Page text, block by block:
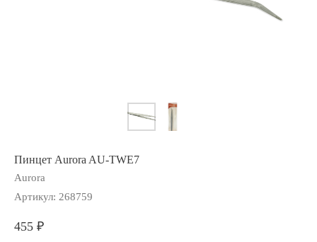
Пинцет Aurora AU-TWE7
Aurora
Артикул: 268759
455 ₽